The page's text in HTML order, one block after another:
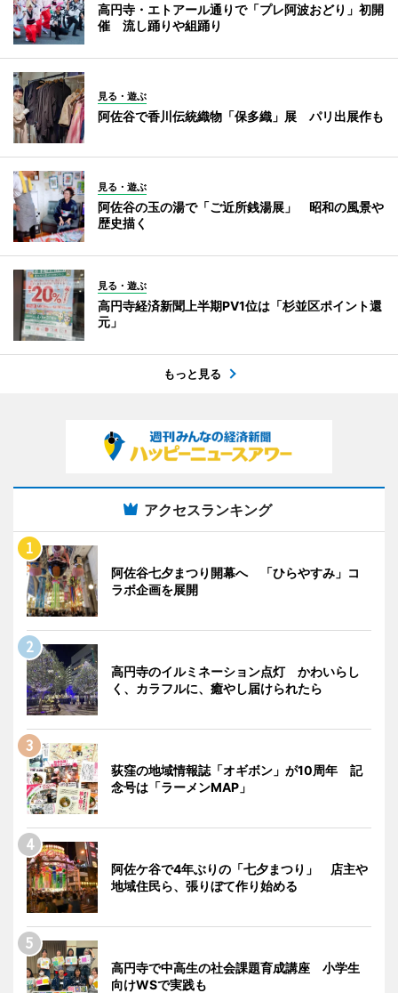
高円寺・エトアール通りで「プレ阿波おどり」初開
催 流し踊りや組踊り
見る・遊ぶ
阿佐谷で香川伝統織物「保多織」展 パリ出展作も
見る・遊ぶ
阿佐谷の玉の湯で「ご近所銭湯展」 昭和の風景や
歴史描く
見る・遊ぶ
高円寺経済新聞上半期PV1位は「杉並区ポイント還
元」
もっと見る
アクセスランキング
阿佐谷七夕まつり開幕へ 「ひらやすみ」コ
ラボ企画を展開
高円寺のイルミネーション点灯 かわいらし
く、カラフルに、癒やし届けられたら
荻窪の地域情報誌「オギボン」が10周年 記
念号は「ラーメンMAP」
阿佐ケ谷で4年ぶりの「七夕まつり」 店主や
地域住民ら、張りぼて作り始める
高円寺で中高生の社会課題育成講座 小学生
向けWSで実践も